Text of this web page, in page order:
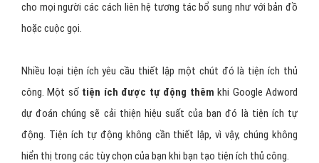
cho mọi người các cách liên hệ tương tác bổ sung như với bản đồ
hoặc cuộc gọi.
Nhiều loại tiện ích yêu cầu thiết lập một chút đó là tiện ích thủ
công. Một số tiện ích được tự động thêm khi Google Adword
dự đoán chúng sẽ cải thiện hiệu suất của bạn đó là tiện ích tự
động. Tiện ích tự động không cần thiết lập, vì vậy, chúng không
hiển thị trong các tùy chọn của bạn khi bạn tạo tiện ích thủ công.